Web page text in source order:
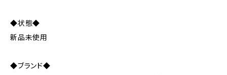
◆状態◆
新品未使用
◆ブランド◆